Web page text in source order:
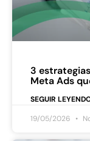
3
Meta Ads
SEGUIR
19/05/2026